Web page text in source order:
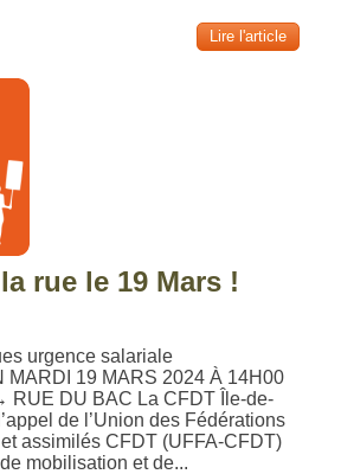
Lire l'article
rue le 19 Mars !
urgence salariale
MARDI 19 MARS 2024 À 14H00
RUE DU BAC La CFDT Île-de-
de l’Union des Fédérations
assimilés CFDT (UFFA-CFDT)
mobilisation et de...